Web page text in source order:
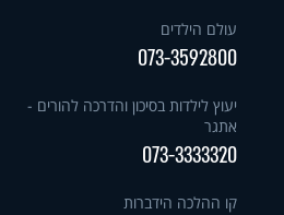
עולם הילדים
073-3592800
יעוץ לילדות בסיכון והדרכה להורים -
אתגר
073-3333320
קו ההלכה הידברות